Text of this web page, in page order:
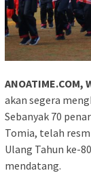
ANOATIME.COM,
akan segera
Sebanyak 70
Tomia, telah
Ulang Tahun ke-
mendatang.